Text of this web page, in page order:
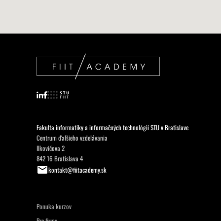
Fakulta informatiky a informačných technológií STU v Bratislave
Centrum ďalšieho vzdelávania
Ilkovičova 2
842 16 Bratislava 4
kontakt@fiitacademy.sk
Ponuka kurzov